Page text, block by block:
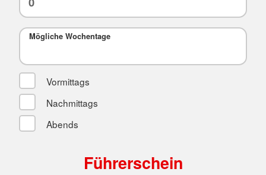
Mögliche Wochentage
Vormittags
Nachmittags
Abends
Führerschein